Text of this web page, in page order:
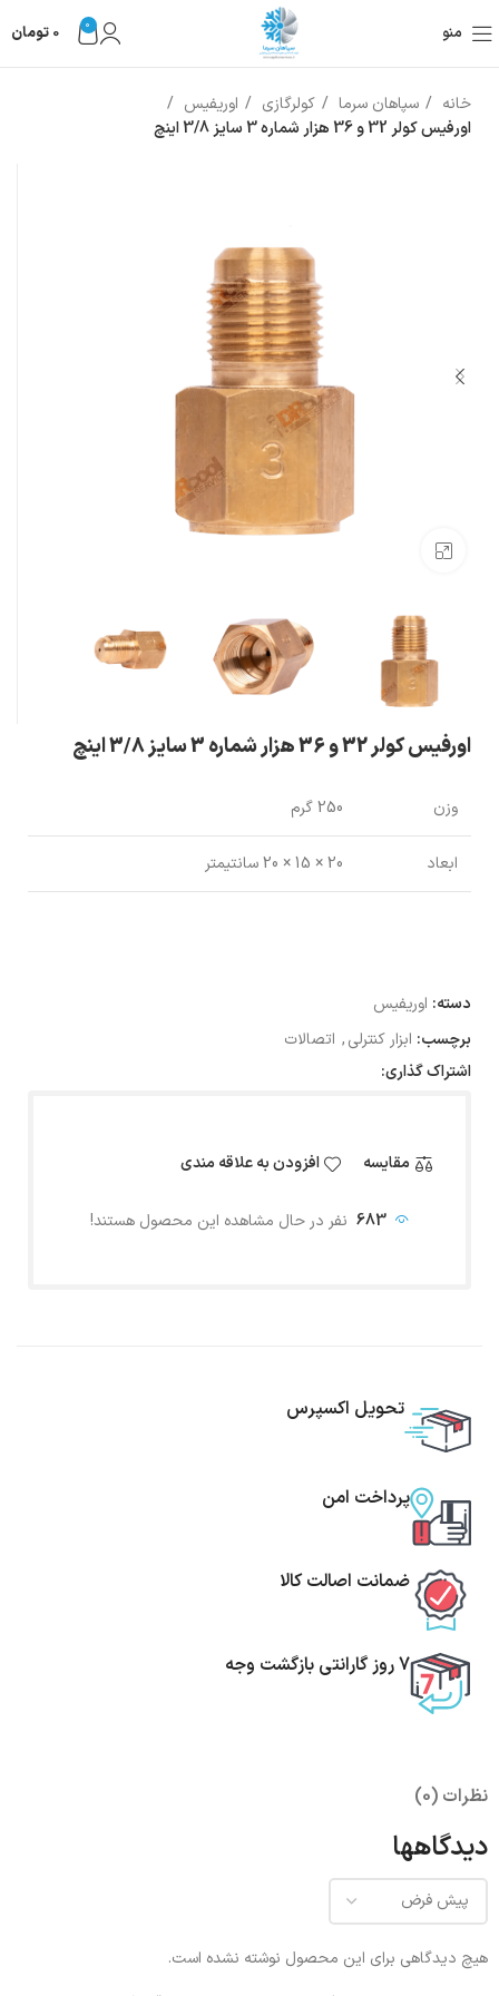
منو 0
0 تومان
خانه سپاهان سرما کولرگازی
اوریفیس
اورفيس كولر 32 و 36 هزار شماره 3 سايز 3/8 اينچ
اورفيس كولر 32 و 36 هزار شماره 3 سايز 3/8 اينچ
وزن 250 گرم
ابعاد 20 × 15 × 20 سانتیمتر
دسته: اوریفیس
برچسب: ابزار کنترلی, اتصالات
اشتراک گذاری:
مقایسه افزودن به علاقه مندی
683 نفر در حال مشاهده این محصول هستند!
تحویل اکسپرس
پرداخت امن
ضمانت اصالت کالا
7 روز گارانتی بازگشت وجه
نظرات (0)
دیدگاهها
هیچ دیدگاهی برای این محصول نوشته نشده است.